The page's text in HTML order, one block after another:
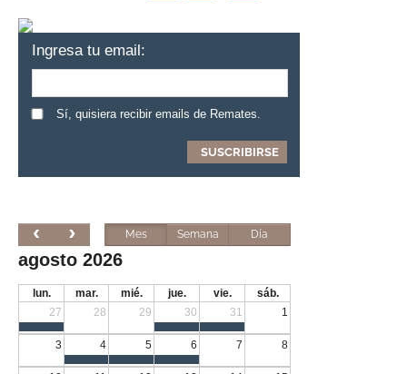
Ingresa tu email:
Sí, quisiera recibir emails de Remates.
Mes Semana Día
agosto 2026
lun. mar. mié. jue. vie.
sáb.
27
28 29 30 31 1
3 4 5 6 7 8